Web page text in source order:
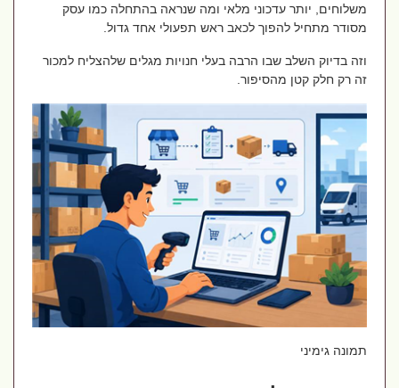
משלוחים, יותר עדכוני מלאי ומה שנראה בהתחלה כמו עסק
מסודר מתחיל להפוך לכאב ראש תפעולי אחד גדול.
וזה בדיוק השלב שבו הרבה בעלי חנויות מגלים שלהצליח למכור
זה רק חלק קטן מהסיפור.
תמונה גימיני